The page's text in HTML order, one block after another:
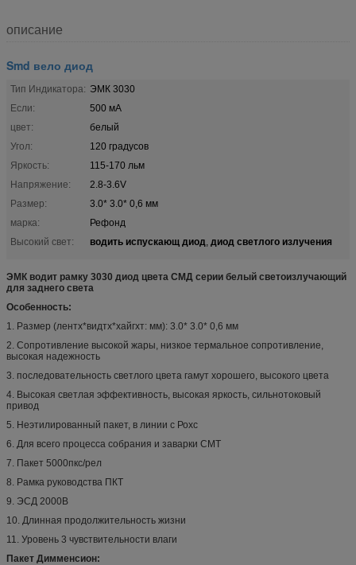
описание
Smd вело диод
Тип Индикатора: ЭМК 3030
Если:
500 мА
цвет:
белый
Угол:
120 градусов
Яркость:
115-170 льм
Напряжение:
2.8-3.6V
Размер:
3.0* 3.0* 0,6 мм
марка:
Рефонд
Высокий свет:
водить испускающ диод, диод светлого излучения
ЭМК водит рамку 3030 диод цвета СМД серии белый светоизлучающий
для заднего света
Особенность:
1. Размер (лентх*видтх*хайгхт: мм): 3.0* 3.0* 0,6 мм
2. Сопротивление высокой жары, низкое термальное сопротивление,
высокая надежность
3. последовательность светлого цвета гамут хорошего, высокого цвета
4. Высокая светлая эффективность, высокая яркость, сильнотоковый
привод
5. Неэтилированный пакет, в линии с Рохс
6. Для всего процесса собрания и заварки СМТ
7. Пакет 5000пкс/рел
8. Рамка руководства ПКТ
9. ЭСД 2000В
10. Длинная продолжительность жизни
11. Уровень 3 чувствительности влаги
Пакет Димменсион: